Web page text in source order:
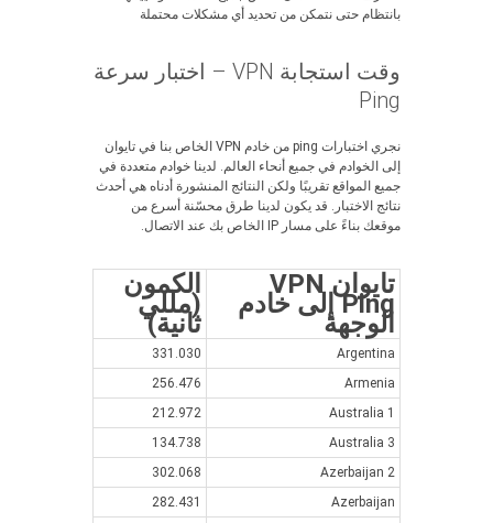
بانتظام حتى نتمكن من تحديد أي مشكلات محتملة
وقت استجابة VPN – اختبار سرعة
Ping
نجري اختبارات ping من خادم VPN الخاص بنا في تايوان
إلى الخوادم في جميع أنحاء العالم. لدينا خوادم متعددة في
جميع المواقع تقريبًا ولكن النتائج المنشورة أدناه هي أحدث
نتائج الاختبار. قد يكون لدينا طرق محسّنة أسرع من
موقعك بناءً على مسار IP الخاص بك عند الاتصال.
تايوان VPN
Ping إلى خادم
الوجهة
الكمون
(مللي
ثانية)
Argentina
331.030
Armenia
256.476
Australia 1
212.972
Australia 3
134.738
Azerbaijan 2
302.068
Azerbaijan
282.431